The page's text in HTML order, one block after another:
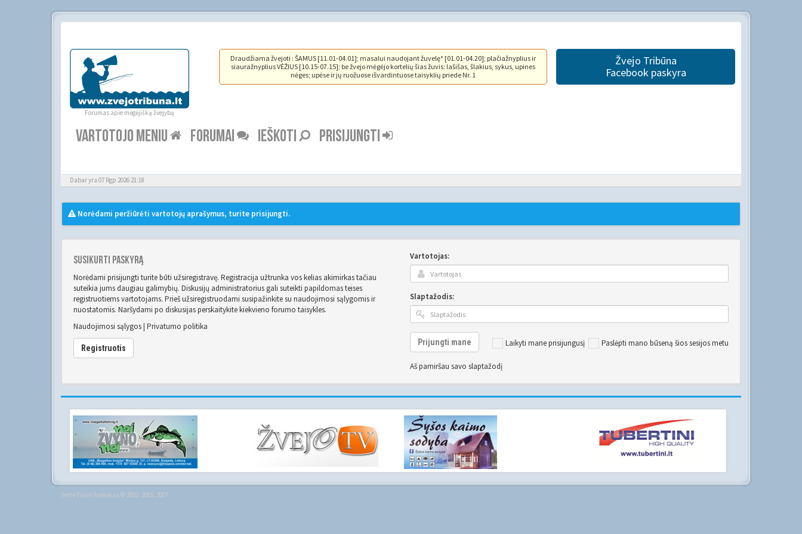
Forumas apie mėgėjišką žvejybą
Draudžiama žvejoti : ŠAMUS [11.01-04.01]; masalui naudojant žuvelę* [01.01-04.20]; plačiažnyplius ir
siauražnyplius VĖŽIUS [10.15-07.15]; be žvejo mėgėjo kortelių šias žuvis: lašišas, šlakius, sykus, upines
nėges; upėse ir jų ruožuose išvardintuose taisyklių priede Nr. 1
Žvejo Tribūna
Facebook paskyra
VARTOTOJO MENIU FORUMAI IEŠKOTI PRISIJUNGTI
Dabar yra 07 Rgp 2026 21:18
Norėdami peržiūrėti vartotojų aprašymus, turite prisijungti.
Susikurti paskyrą
Norėdami prisijungti turite būti užsiregistravę. Registracija užtrunka vos kelias akimirkas tačiau
suteikia jums daugiau galimybių. Diskusijų administratorius gali suteikti papildomas teises
registruotiems vartotojams. Prieš užsiregistruodami susipažinkite su naudojimosi sąlygomis ir
nuostatomis. Naršydami po diskusijas perskaitykite kiekvieno forumo taisykles.
Naudojimosi sąlygos| Privatumo politika
Registruotis
Vartotojas:
Slaptažodis:
Laikyti mane prisijungusį Paslėpti mano būseną šios sesijos metu
Prijungti mane
Aš pamiršau savo slaptažodį
VertėVilius Šumskas © 2003, 2005, 2007